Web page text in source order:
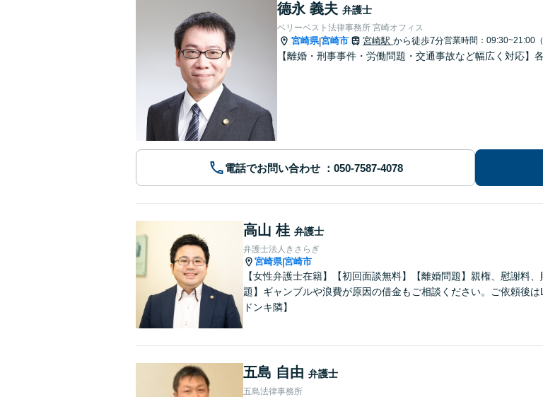
德永 義夫 弁護士
ベリーベスト法律事務所 宮崎オフィス
宮崎県|宮崎市 宮崎駅 から徒歩7分営業時間：09:30~21:00（
【離婚・刑事事件・労働問題・交通事故など幅広く対応
電話でお問い合わせ
高山 桂 弁護士
弁護士法人きさらぎ
宮崎県|宮崎市
【女性弁護士在籍】【初回面談無料】【離婚問題】親権、慰謝料
題】ギャンブルや浪費が原因の借金もご相談ください。ご依頼後
ドンキ隣】
五島 自由 弁護士
五島法律事務所